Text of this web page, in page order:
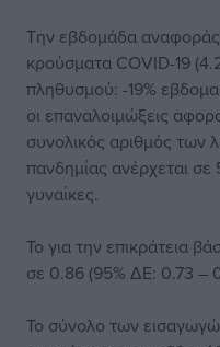
Την εβδομάδα
κρούσματα COVID-19
πληθυσμού: -19%
οι επαναλοιμώξεις
συνολικός αριθμός των
πανδημίας ανέρχεται
γυναίκες.
To για την επικράτεια
σε 0.86 (95% ΔΕ: 0.73 –
Το σύνολο των